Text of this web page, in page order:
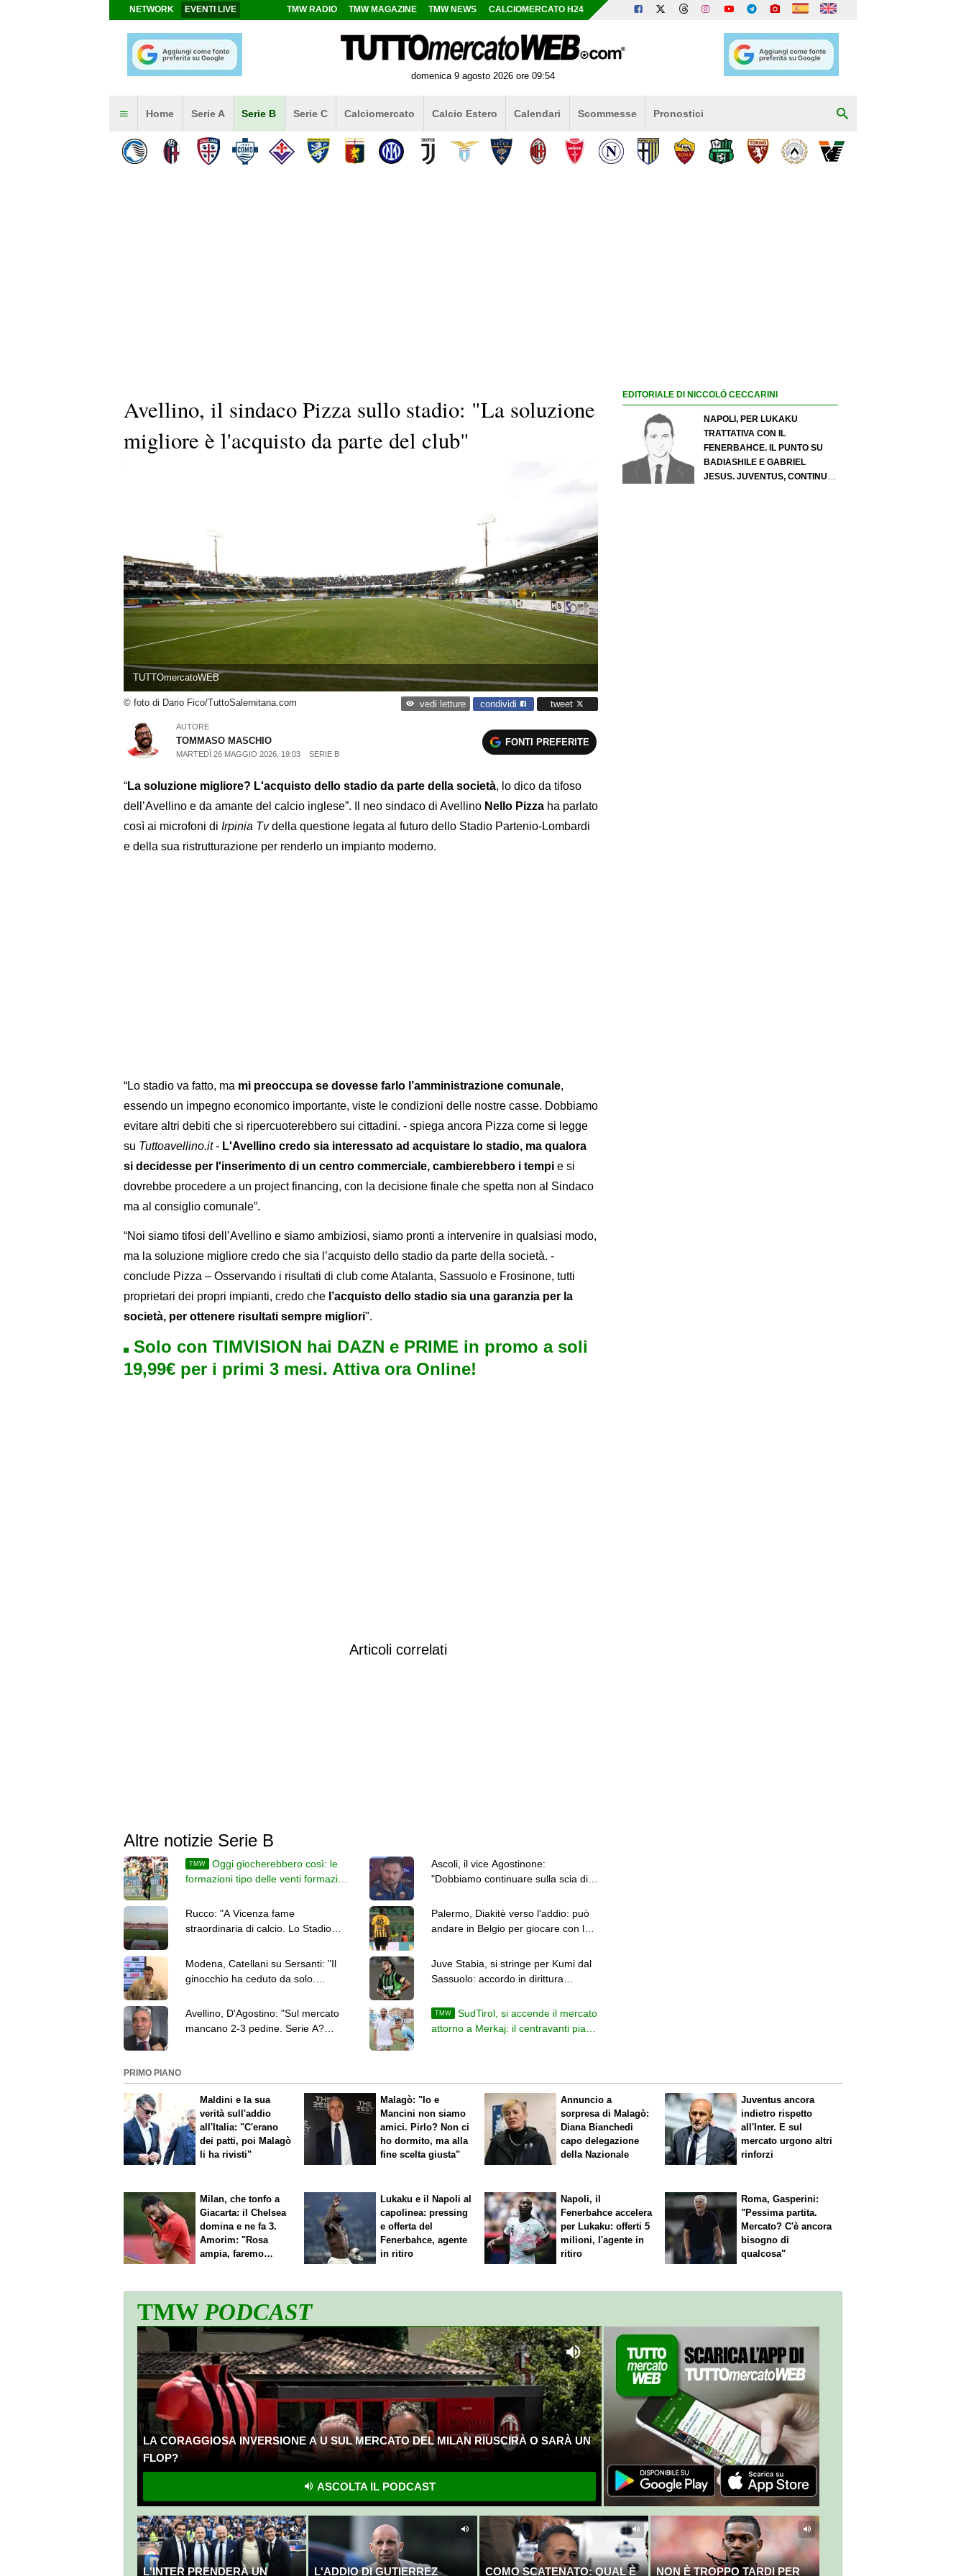
NETWORK EVENTI LIVE TMW RADIO TMW MAGAZINE TMW NEWS CALCIOMERCATO H24
domenica 9 agosto 2026 ore 09:54
Home Serie A Serie B Serie C Calciomercato Calcio Estero Calendari Scommesse Pronostici
Avellino, il sindaco Pizza sullo stadio: "La soluzione
migliore è l'acquisto da parte del club"
TUTTOmercatoWEB
© foto di Dario Fico/TuttoSalernitana.com vedi letture condividi tweet
AUTORE
TOMMASO MASCHIO
MARTEDÌ 26 MAGGIO 2026, 19:03 SERIE B
FONTI PREFERITE
“La soluzione migliore? L'acquisto dello stadio da parte della società, lo dico da tifoso
dell’Avellino e da amante del calcio inglese”. Il neo sindaco di Avellino Nello Pizza ha parlato
così ai microfoni di Irpinia Tvdella questione legata al futuro dello Stadio Partenio-Lombardi
e della sua ristrutturazione per renderlo un impianto moderno.
“Lo stadio va fatto, ma mi preoccupa se dovesse farlo l’amministrazione comunale,
essendo un impegno economico importante, viste le condizioni delle nostre casse. Dobbiamo
evitare altri debiti che si ripercuoterebbero sui cittadini. - spiega ancora Pizza come si legge
su Tuttoavellino.it- L'Avellino credo sia interessato ad acquistare lo stadio, ma qualora
si decidesse per l'inserimento di un centro commerciale, cambierebbero i tempi e si
dovrebbe procedere a un project financing, con la decisione finale che spetta non al Sindaco
ma al consiglio comunale”.
“Noi siamo tifosi dell’Avellino e siamo ambiziosi, siamo pronti a intervenire in qualsiasi modo,
ma la soluzione migliore credo che sia l’acquisto dello stadio da parte della società. -
conclude Pizza – Osservando i risultati di club come Atalanta, Sassuolo e Frosinone, tutti
proprietari dei propri impianti, credo che l’acquisto dello stadio sia una garanzia per la
società, per ottenere risultati sempre migliori".
Solo con TIMVISION hai DAZN e PRIME in promo a soli
19,99€ per i primi 3 mesi. Attiva ora Online!
Articoli correlati
Altre notizie Serie B
TMW
Oggi giocherebbero così: le
formazioni tipo delle venti formazioni
Ascoli, il vice Agostinone:
"Dobbiamo continuare sulla scia di
Rucco: "A Vicenza fame
straordinaria di calcio. Lo Stadio
Palermo, Diakitè verso l'addio: può
andare in Belgio per giocare con lo
Modena, Catellani su Sersanti: "Il
ginocchio ha ceduto da solo.
Juve Stabia, si stringe per Kumi dal
Sassuolo: accordo in dirittura
Avellino, D'Agostino: "Sul mercato
mancano 2-3 pedine. Serie A?
TMW
SudTirol, si accende il mercato
attorno a Merkaj: il centravanti piace
EDITORIALE DI NICCOLÒ CECCARINI
NAPOLI, PER LUKAKU
TRATTATIVA CON IL
FENERBAHCE. IL PUNTO SU
BADIASHILE E GABRIEL
JESUS. JUVENTUS, CONTINUA
PRIMO PIANO
Maldini e la sua
verità sull'addio
all'Italia: "C'erano
dei patti, poi Malagò
li ha rivisti"
Malagò: "Io e
Mancini non siamo
amici. Pirlo? Non ci
ho dormito, ma alla
fine scelta giusta"
Annuncio a
sorpresa di Malagò:
Diana Bianchedi
capo delegazione
della Nazionale
Juventus ancora
indietro rispetto
all'Inter. E sul
mercato urgono altri
rinforzi
Milan, che tonfo a
Giacarta: il Chelsea
domina e ne fa 3.
Amorim: "Rosa
ampia, faremo
Lukaku e il Napoli al
capolinea: pressing
e offerta del
Fenerbahce, agente
in ritiro
Napoli, il
Fenerbahce accelera
per Lukaku: offerti 5
milioni, l'agente in
ritiro
Roma, Gasperini:
"Pessima partita.
Mercato? C'è ancora
bisogno di
qualcosa"
TMWPODCAST
LA CORAGGIOSA INVERSIONE A U SUL MERCATO DEL MILAN RIUSCIRÀ O SARÀ UN
FLOP?
ASCOLTA IL PODCAST
L'INTER PRENDERÀ UN L'ADDIO DI GUTIERREZ COMO SCATENATO: QUAL È NON È TROPPO TARDI PER